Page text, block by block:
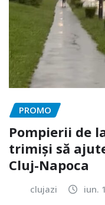
PROMO
Pompierii de
trimiși să
Cluj-Napoca
clujazi iun.